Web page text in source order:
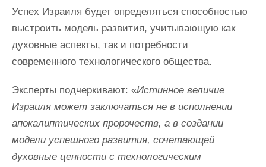
Успех Израиля будет определяться способностью
выстроить модель развития, учитывающую как
духовные аспекты, так и потребности
современного технологического общества.
Эксперты подчеркивают: «Истинное величие
Израиля может заключаться не в исполнении
апокалиптических пророчеств, а в создании
модели успешного развития, сочетающей
духовные ценности с технологическим